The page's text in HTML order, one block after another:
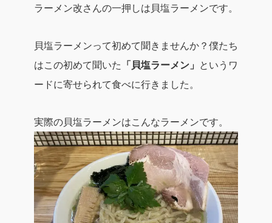
ラーメン改さんの一押しは貝塩ラーメンです。
貝塩ラーメンって初めて聞きませんか？僕たち
はこの初めて聞いた 「貝塩ラーメン」 というワ
ードに寄せられて食べに行きました。
実際の貝塩ラーメンはこんなラーメンです。